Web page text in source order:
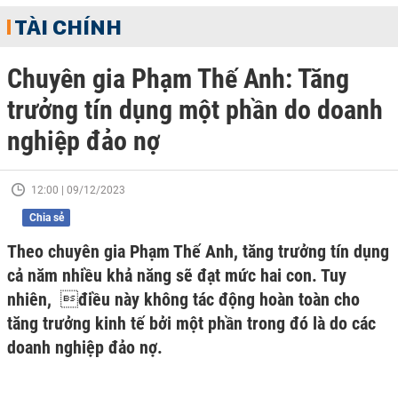
TÀI CHÍNH
Chuyên gia Phạm Thế Anh: Tăng
trưởng tín dụng một phần do doanh
nghiệp đảo nợ
12:00 | 09/12/2023
Chia sẻ
Theo chuyên gia Phạm Thế Anh, tăng trưởng tín dụng
cả năm nhiều khả năng sẽ đạt mức hai con. Tuy
nhiên, điều này không tác động hoàn toàn cho
tăng trưởng kinh tế bởi một phần trong đó là do các
doanh nghiệp đảo nợ.